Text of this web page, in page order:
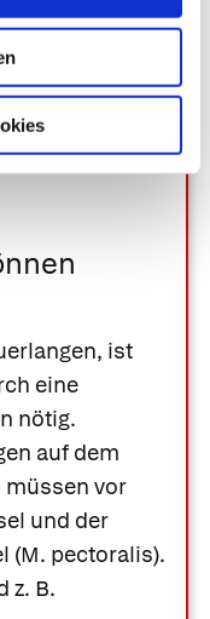
ist
eine
nötig.
auf dem
müssen vor
und der
(M. pectoralis).
z. B.